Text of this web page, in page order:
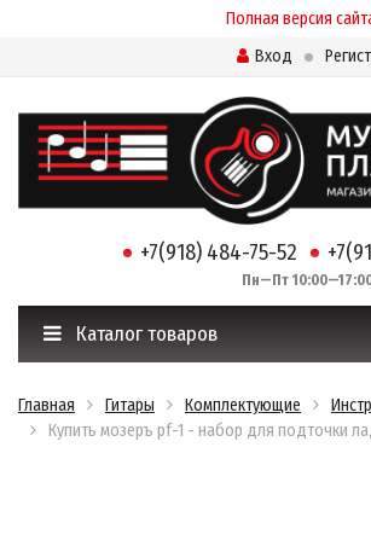
Полная версия
Вход
+7(918) 484-75-52
Пн—Пт
Каталог товаров
Главная Гитары Комплектующие
Купить мозеръ pf-1 - набор для подточки